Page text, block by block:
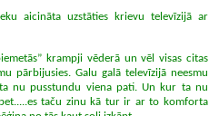
aicināta uzstāties krievu televīzijā ar
krampji vēderā un vēl visas citas
pārbijusies. Galu galā televīzijā neesmu
nu pusstundu viena pati. Un kur ta nu
taču zinu kā tur ir ar to komforta